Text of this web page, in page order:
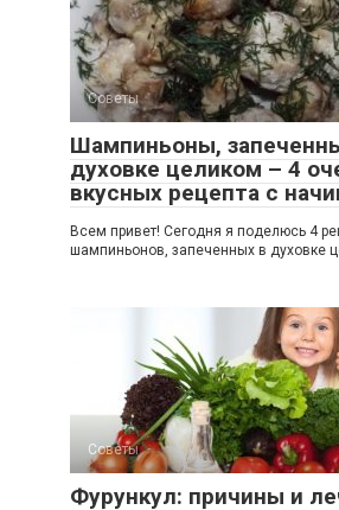
Советы
Шампиньоны,
духовке целиком – 4
вкусных рецепта с
Всем привет! Сегодня я поделюсь 4
шампиньонов, запеченных в духовке
Советы
Фурункул: причины и